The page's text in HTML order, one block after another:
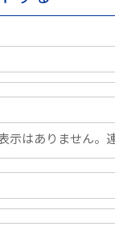
示はありません。